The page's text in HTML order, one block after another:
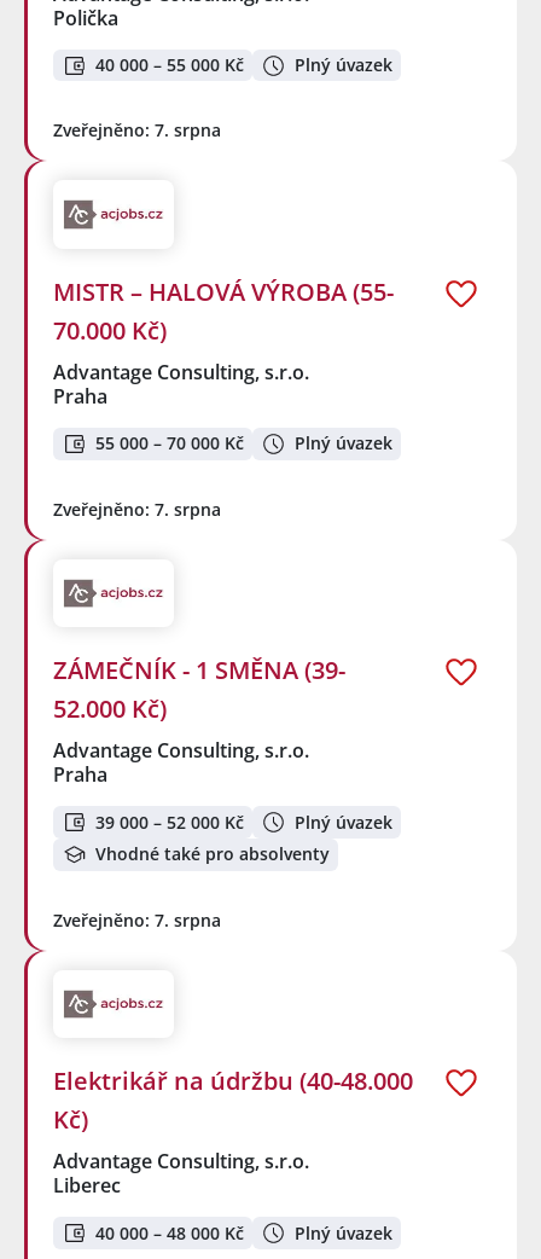
Polička
40 000 – 55 000 Kč Plný úvazek
Zveřejněno: 7. srpna
MISTR – HALOVÁ VÝROBA (55-
70.000 Kč)
Advantage Consulting, s.r.o.
Praha
55 000 – 70 000 Kč Plný úvazek
Zveřejněno: 7. srpna
ZÁMEČNÍK - 1 SMĚNA (39-
52.000 Kč)
Advantage Consulting, s.r.o.
Praha
39 000 – 52 000 Kč
Plný úvazek
Vhodné také pro absolventy
Zveřejněno: 7. srpna
Elektrikář na údržbu (40-48.000
Kč)
Advantage Consulting, s.r.o.
Liberec
40 000 – 48 000 Kč Plný úvazek